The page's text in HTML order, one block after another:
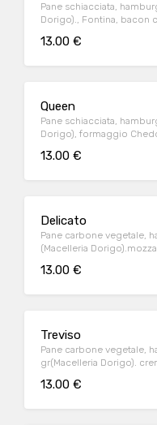
Pane schiacciata,
Dorigo)., Fontina, bacon
13.00 €
Queen
Pane schiacciata,
Dorigo), formaggio
13.00 €
Delicato
Pane carbone vegetale,
(Macelleria
13.00 €
Treviso
Pane carbone vegetale,
gr(Macelleria Dorigo).
13.00 €